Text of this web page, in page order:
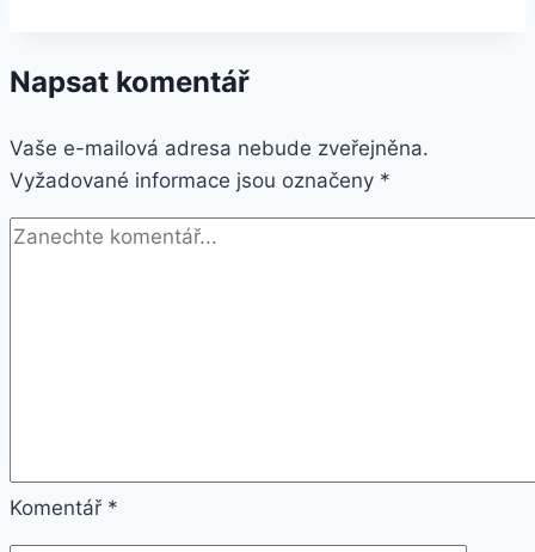
modrý
–
S/M
a
M/L
Napsat komentář
Vaše e-mailová adresa nebude zveřejněna.
Vyžadované informace jsou označeny *
Komentář *